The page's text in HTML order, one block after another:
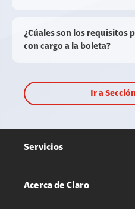
¿Cúales son los requisitos
con cargo a la boleta?
Ir a
Servicios
Servicios Móviles
Acerca de Claro